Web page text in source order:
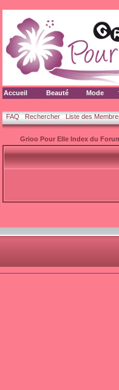
Accueil Beauté Mode
FAQ Rechercher Liste des
Grioo Pour Elle Index du